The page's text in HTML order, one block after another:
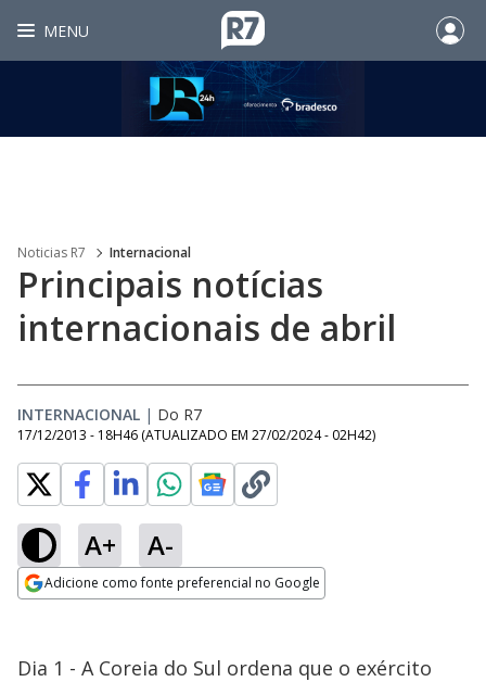
MENU
Noticias R7 Internacional
Principais notícias
internacionais de abril
INTERNACIONAL | Do R7
17/12/2013 - 18H46 (ATUALIZADO EM 27/02/2024 - 02H42)
A+ A-
Adicione como fonte preferencial no Google
Dia 1 - A Coreia do Sul ordena que o exército